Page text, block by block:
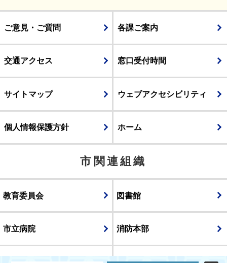
ご意見・ご質問 各課ご案内
交通アクセス 窓口受付時間
サイトマップ ウェブアクセシビリティ
個人情報保護方針 ホーム
市関連組織
教育委員会 図書館
市立病院 消防本部